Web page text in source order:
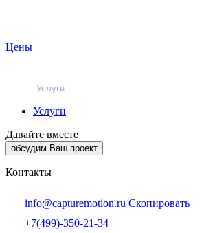
Цены
Услуги
Услуги
Давайте вместе
обсудим Ваш проект
Контакты
info@capturemotion.ru Скопировать
+7(499)-350-21-34